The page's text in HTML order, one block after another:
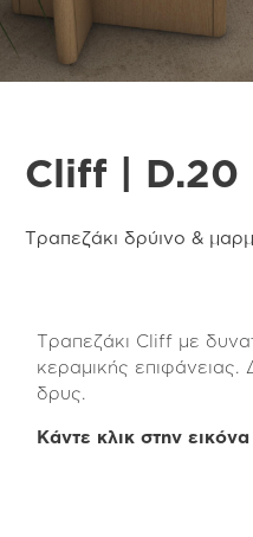
Cliff | D.20
Τραπεζάκι δρύινο &
Τραπεζάκι Cliff με
κεραμικής
δρυς.
Κάντε κλικ στην
Είναι διαθέσιμο σε 11